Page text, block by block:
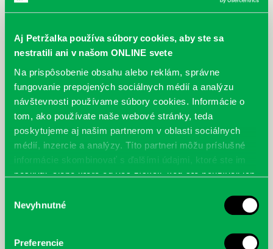
Aj Petržalka používa súbory cookies, aby ste sa
nestratili ani v našom ONLINE svete
Na prispôsobenie obsahu alebo reklám, správne
fungovanie prepojených sociálnych médií a analýzu
návštevnosti používame súbory cookies. Informácie o
tom, ako používate naše webové stránky, teda
poskytujeme aj našim partnerom v oblasti sociálnych
médií, inzercie a analýzy. Títo partneri môžu príslušné
informácie skombinovať s ďalšími údajmi, ktoré ste im
poskytli, alebo ktoré od vás získali, keď ste používali ich
súhlasu
Nevyhnutné
Preferencie